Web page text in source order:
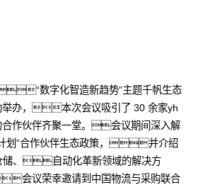
数字化智造新趋势”主题千帆生态
举办，本次会议吸引了 30 余家yh
合作伙伴齐聚一堂。会议期间深入解
划”合作伙伴生态政策，并介绍
储、自动化革新领域的解决方
议荣幸邀请到中国物流与采购联合